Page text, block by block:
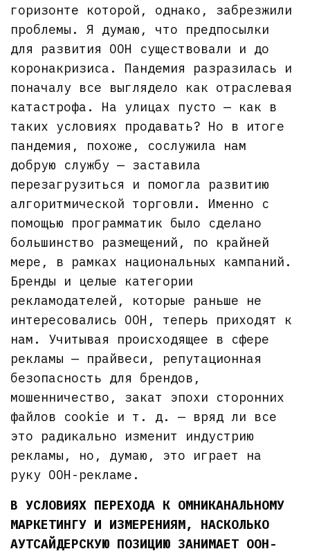
горизонте которой, однако, забрезжили
проблемы. Я думаю, что предпосылки
для развития OOH существовали и до
коронакризиса. Пандемия разразилась и
поначалу все выглядело как отраслевая
катастрофа. На улицах пусто — как в
таких условиях продавать? Но в итоге
пандемия, похоже, сослужила нам
добрую службу — заставила
перезагрузиться и помогла развитию
алгоритмической торговли. Именно с
помощью программатик было сделано
большинство размещений, по крайней
мере, в рамках национальных кампаний.
Бренды и целые категории
рекламодателей, которые раньше не
интересовались OOH, теперь приходят к
нам. Учитывая происходящее в сфере
рекламы — прайвеси, репутационная
безопасность для брендов,
мошенничество, закат эпохи сторонних
файлов cookie и т. д. — вряд ли все
это радикально изменит индустрию
рекламы, но, думаю, это играет на
руку OOH-рекламе.
В УСЛОВИЯХ ПЕРЕХОДА К ОМНИКАНАЛЬНОМУ
МАРКЕТИНГУ И ИЗМЕРЕНИЯМ, НАСКОЛЬКО
АУТСАЙДЕРСКУЮ ПОЗИЦИЮ ЗАНИМАЕТ OOH-